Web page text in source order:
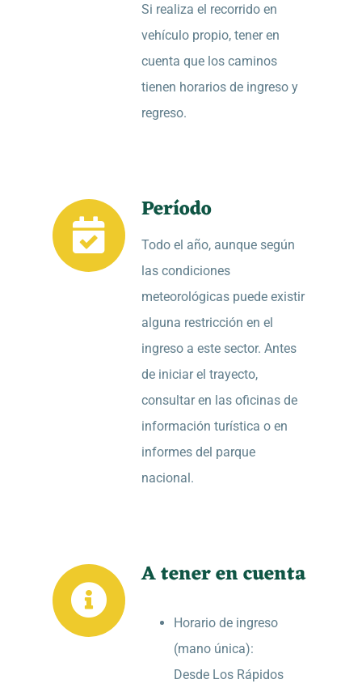
Si realiza el recorrido en
vehículo propio, tener en
cuenta que los caminos
tienen horarios de ingreso y
regreso.
Período
Todo el año, aunque según
las condiciones
meteorológicas puede existir
alguna restricción en el
ingreso a este sector. Antes
de iniciar el trayecto,
consultar en las oficinas de
información turística o en
informes del parque
nacional.
A tener en cuenta
Horario de ingreso
(mano única):
Desde Los Rápidos